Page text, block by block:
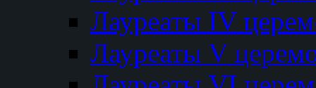
Лауреаты IV
Лауреаты V